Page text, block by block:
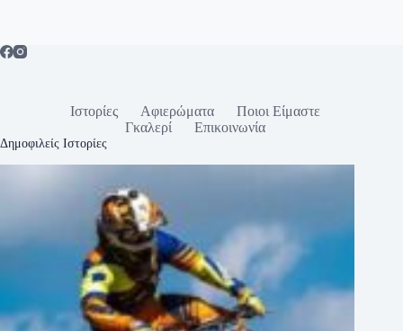
Ιστορίες Αφιερώματα
Ποιοι Είμαστε
Γκαλερί
Επικοινωνία
Δημοφιλείς Ιστορίες